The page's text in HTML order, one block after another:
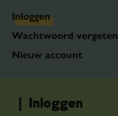
Inloggen
Wachtwoord vergeten
Nieuw account
Inloggen